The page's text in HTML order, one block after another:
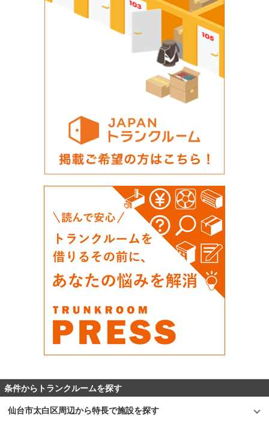
条件からトランクルームを探す
仙台市太白区周辺から特長で施設を探す